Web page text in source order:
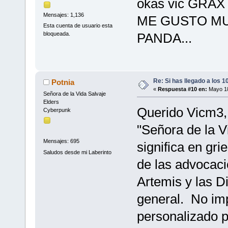
Mensajes: 1,136
Esta cuenta de usuario esta
bloqueada.
okas vic
ME GUSTO
PANDA...
Potnia
Señora de la Vida Salvaje
Elders
Cyberpunk
Mensajes: 695
Saludos desde mi Laberinto
Re: Si has llegado a los
« Respuesta #10 en: Mayo
Querido
"Señora de la
significa en
de las
Artemis y las
general. No
personalizado